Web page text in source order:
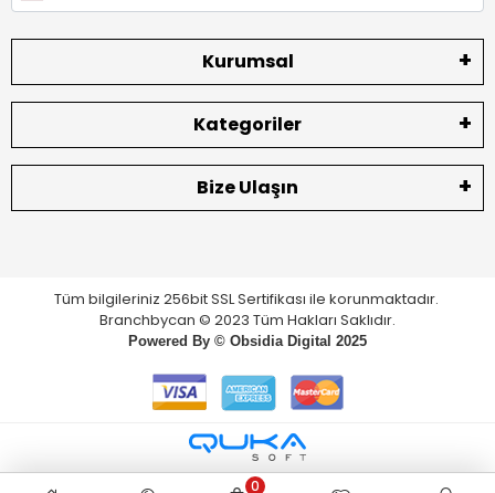
Kurumsal
Kategoriler
Bize Ulaşın
Tüm bilgileriniz 256bit SSL Sertifikası ile korunmaktadır.
Branchbycan © 2023 Tüm Hakları Saklıdır.
Powered By © Obsidia Digital 2025
0